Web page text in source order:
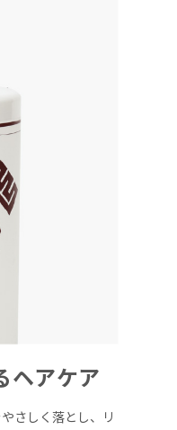
ヘアケア
さしく落とし、リ